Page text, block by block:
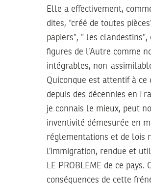
Elle a effectivement,
dites, “créé de toutes
papiers”, ” les
figures de l’Autre comme
intégrables, non-
Quiconque est attentif à ce
depuis des décennies en
je connais le mieux, peut
inventivité démesurée en
réglementations et de lois
l’immigration, rendue et
LE PROBLEME de ce pays.
conséquences de cette